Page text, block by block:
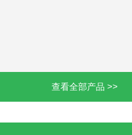
查看全部产品 >>